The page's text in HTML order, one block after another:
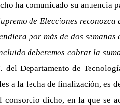
ha comunicado su anuencia
de Elecciones
por más de dos
deberemos cobrar la
del Departamento de
a la fecha de finalización, es
dicho, en la que